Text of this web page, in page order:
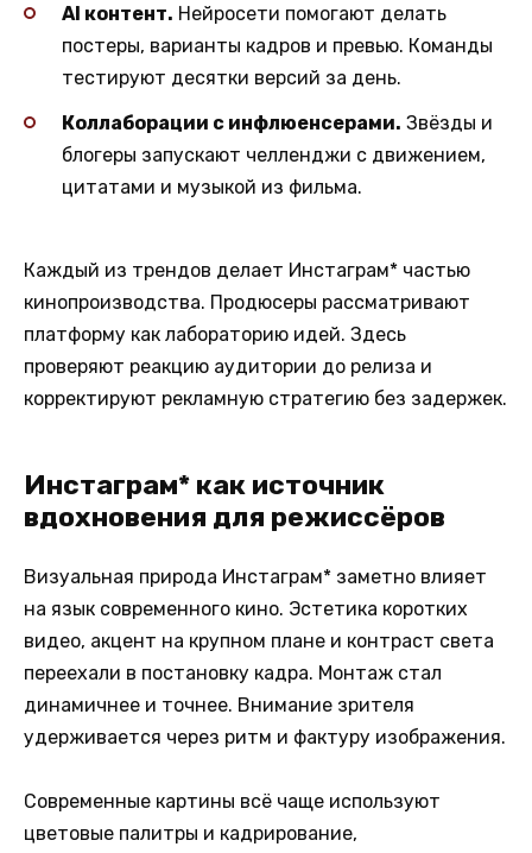
AI контент. Нейросети помогают делать
постеры, варианты кадров и превью. Команды
тестируют десятки версий за день.
Коллаборации с инфлюенсерами. Звёзды и
блогеры запускают челленджи с движением,
цитатами и музыкой из фильма.
Каждый из трендов делает Инстаграм* частью
кинопроизводства. Продюсеры рассматривают
платформу как лабораторию идей. Здесь
проверяют реакцию аудитории до релиза и
корректируют рекламную стратегию без задержек.
Инстаграм* как источник
вдохновения для режиссёров
Визуальная природа Инстаграм* заметно влияет
на язык современного кино. Эстетика коротких
видео, акцент на крупном плане и контраст света
переехали в постановку кадра. Монтаж стал
динамичнее и точнее. Внимание зрителя
удерживается через ритм и фактуру изображения.
Современные картины всё чаще используют
цветовые палитры и кадрирование,